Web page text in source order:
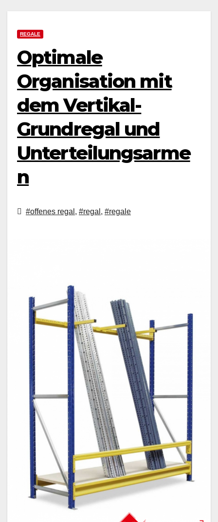
REGALE
Optimale
Organisation mit
dem Vertikal-
Grundregal und
Unterteilungsarme
n
#offenes regal , #regal , #regale